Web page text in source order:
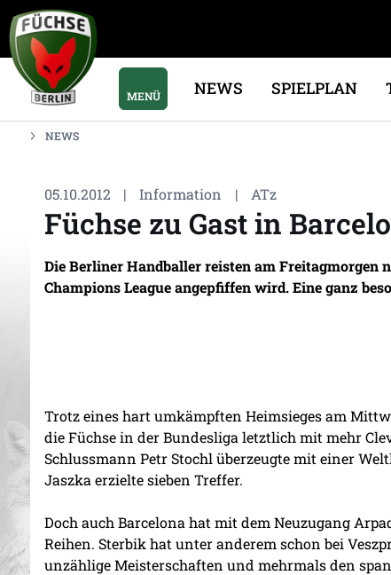
MENÜ NEWS SPIELPLAN
NEWS
05.10.2012 | Information | ATz
Füchse zu Gast in
Die Berliner Handballer reisten am Freitagmorgen
Champions League angepfiffen wird. Eine ganz
Trotz eines hart umkämpften Heimsieges am
die Füchse in der Bundesliga letztlich mit mehr
Schlussmann Petr Stochl überzeugte mit einer
Jaszka erzielte sieben Treffer.
Doch auch Barcelona hat mit dem Neuzugang
Reihen. Sterbik hat unter anderem schon bei
unzählige Meisterschaften und mehrmals den